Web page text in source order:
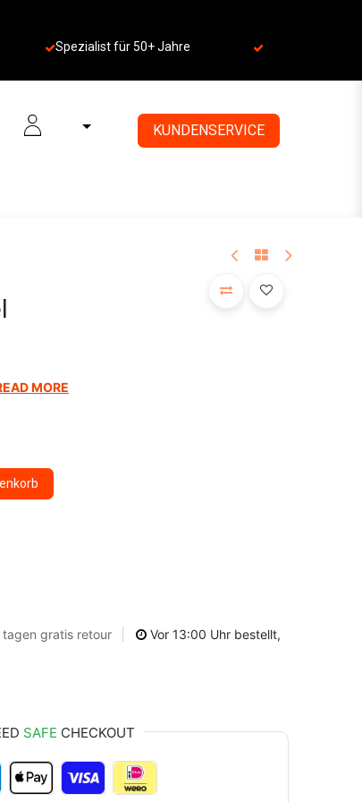
Spezialist für 50+ Jahre
KUNDENSERVICE
MORE
tagen gratis retour
Vor 13:00 Uhr bestellt,
SAFE CHECKOUT